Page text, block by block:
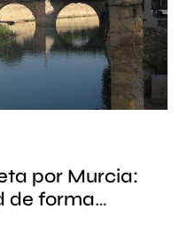
por Murcia:
de forma